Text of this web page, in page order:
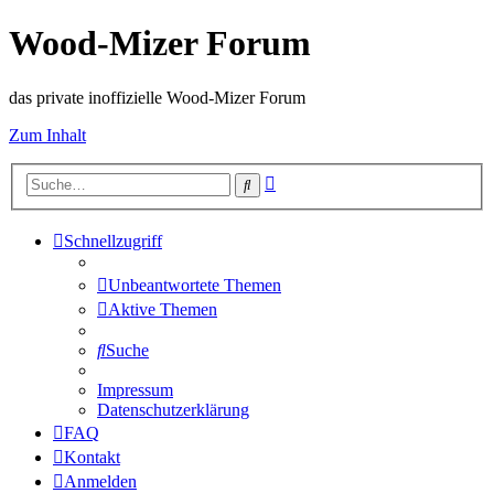
Wood-Mizer Forum
das private inoffizielle Wood-Mizer Forum
Zum Inhalt
Suche
Schnellzugriff
Unbeantwortete Themen
Aktive Themen
Suche
Impressum
Datenschutzerklärung
FAQ
Kontakt
Anmelden